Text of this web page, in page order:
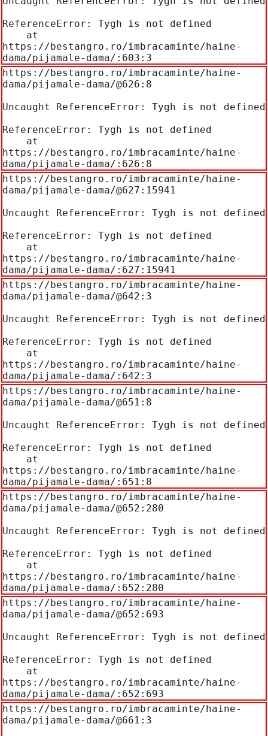
ReferenceError: Tygh is not defined
https://bestangro.ro/imbracaminte/haine-
dama/pijamale-dama/:603:3
https://bestangro.ro/imbracaminte/haine-
dama/pijamale-dama/@626:8
Uncaught ReferenceError: Tygh is not defined
ReferenceError: Tygh is not defined
https://bestangro.ro/imbracaminte/haine-
dama/pijamale-dama/:626:8
https://bestangro.ro/imbracaminte/haine-
dama/pijamale-dama/@627:15941
Uncaught ReferenceError: Tygh is not defined
ReferenceError: Tygh is not defined
https://bestangro.ro/imbracaminte/haine-
dama/pijamale-dama/:627:15941
https://bestangro.ro/imbracaminte/haine-
dama/pijamale-dama/@642:3
Uncaught ReferenceError: Tygh is not defined
ReferenceError: Tygh is not defined
https://bestangro.ro/imbracaminte/haine-
dama/pijamale-dama/:642:3
https://bestangro.ro/imbracaminte/haine-
dama/pijamale-dama/@651:8
Uncaught ReferenceError: Tygh is not defined
ReferenceError: Tygh is not defined
https://bestangro.ro/imbracaminte/haine-
dama/pijamale-dama/:651:8
https://bestangro.ro/imbracaminte/haine-
dama/pijamale-dama/@652:280
Uncaught ReferenceError: Tygh is not defined
ReferenceError: Tygh is not defined
https://bestangro.ro/imbracaminte/haine-
dama/pijamale-dama/:652:280
https://bestangro.ro/imbracaminte/haine-
dama/pijamale-dama/@652:693
Uncaught ReferenceError: Tygh is not defined
ReferenceError: Tygh is not defined
https://bestangro.ro/imbracaminte/haine-
dama/pijamale-dama/:652:693
https://bestangro.ro/imbracaminte/haine-
dama/pijamale-dama/@661:3